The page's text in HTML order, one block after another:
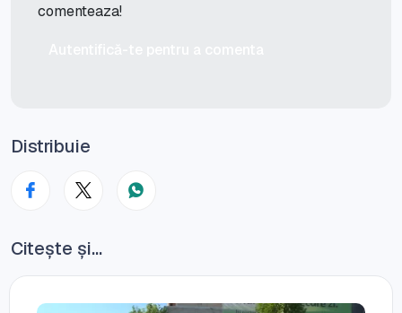
comenteaza!
Distribuie
Citește și...